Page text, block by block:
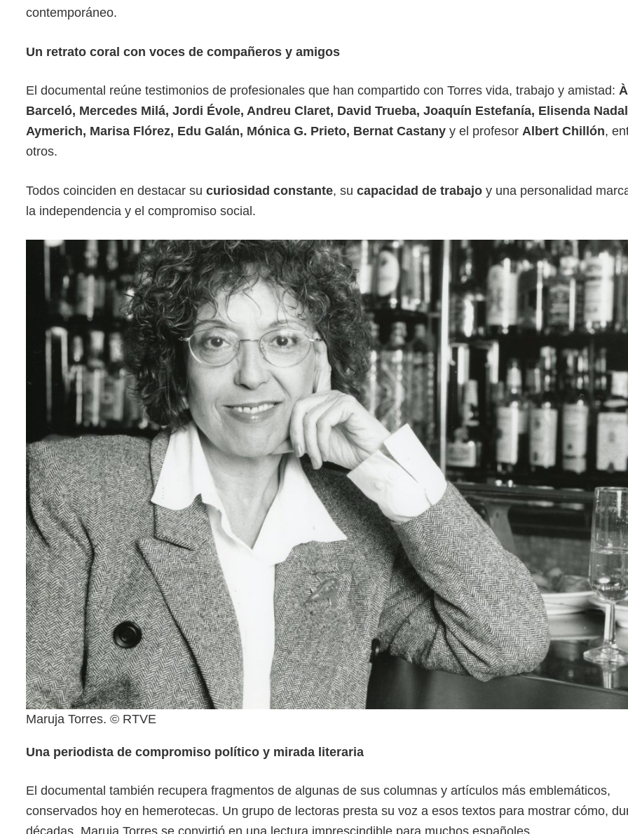
contemporáneo.
Un retrato coral con voces de compañeros y amigos
El documental reúne testimonios de profesionales que han compartido con Torres vida, trabajo y amistad:
Barceló, Mercedes Milá, Jordi Évole, Andreu Claret, David Trueba, Joaquín Estefanía, Elisenda
Aymerich, Marisa Flórez, Edu Galán, Mónica G. Prieto, Bernat Castany y el profesor Albert Chillón,
otros.
Todos coinciden en destacar su curiosidad constante, su capacidad de trabajo y una personalidad
la independencia y el compromiso social.
Maruja Torres. © RTVE
Una periodista de compromiso político y mirada literaria
El documental también recupera fragmentos de algunas de sus columnas y artículos más emblemáticos,
conservados hoy en hemerotecas. Un grupo de lectoras presta su voz a esos textos para mostrar cómo,